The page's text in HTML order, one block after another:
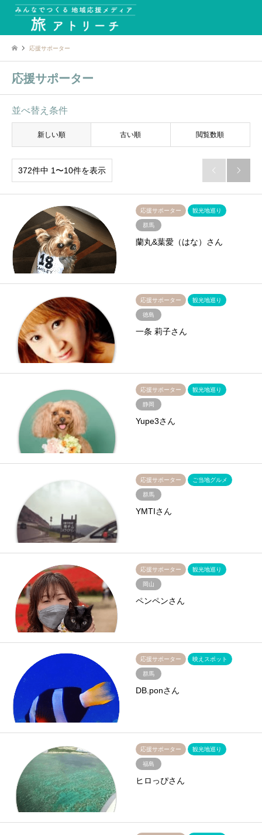
応援サポーター
応援サポーター
並べ替え条件
新しい順 古い順 閲覧数順
372件中 1〜10件を表示  
応援サポーター 観光地巡り
群馬
蘭丸&葉愛（はな）さん
応援サポーター 観光地巡り
徳島
一条 莉子さん
応援サポーター 観光地巡り
静岡
Yupe3さん
応援サポーター ご当地グルメ
群馬
YMTIさん
応援サポーター 観光地巡り
岡山
ペンペンさん
応援サポーター 映えスポット
群馬
DB.ponさん
応援サポーター 観光地巡り
福島
ヒロっぴさん